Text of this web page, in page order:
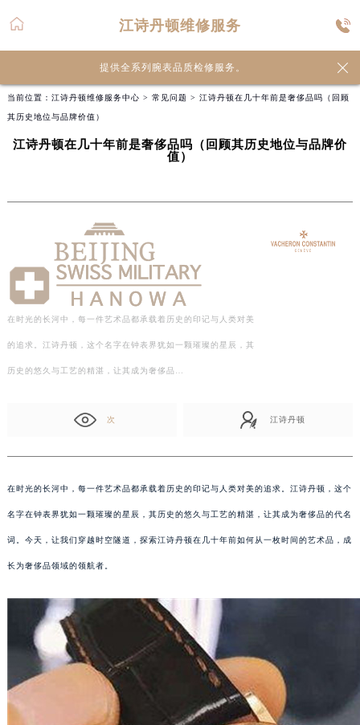
江诗丹顿维修服务
提供全系列腕表品质检修服务。 
当前位置： 江诗丹顿维修服务中心 > 常见问题 > 江诗丹顿在几十年前是奢侈品吗（回顾
其历史地位与品牌价值）
江诗丹顿在几十年前是奢侈品吗（回顾其历史地位与品牌价
值）
在时光的长河中，每一件艺术品都承载着历史的印记与人类对美
的追求。江诗丹顿，这个名字在钟表界犹如一颗璀璨的星辰，其
历史的悠久与工艺的精湛，让其成为奢侈品…
次 江诗丹顿
在时光的长河中，每一件艺术品都承载着历史的印记与人类对美的追求。江诗丹顿，这个
名字在钟表界犹如一颗璀璨的星辰，其历史的悠久与工艺的精湛，让其成为奢侈品的代名
词。今天，让我们穿越时空隧道，探索江诗丹顿在几十年前如何从一枚时间的艺术品，成
长为奢侈品领域的领航者。